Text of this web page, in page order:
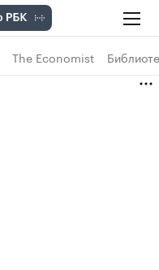
The Economist